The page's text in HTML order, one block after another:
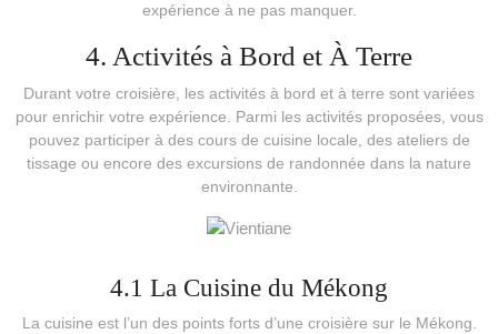
expérience à ne pas manquer.
4. Activités à Bord et À Terre
Durant votre croisière, les activités à bord et à terre sont variées
pour enrichir votre expérience. Parmi les activités proposées, vous
pouvez participer à des cours de cuisine locale, des ateliers de
tissage ou encore des excursions de randonnée dans la nature
environnante.
4.1 La Cuisine du Mékong
La cuisine est l’un des points forts d’une croisière sur le Mékong.